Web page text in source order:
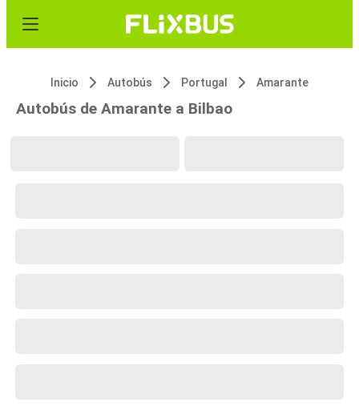
Inicio Autobús Portugal Amarante
Autobús de Amarante a Bilbao